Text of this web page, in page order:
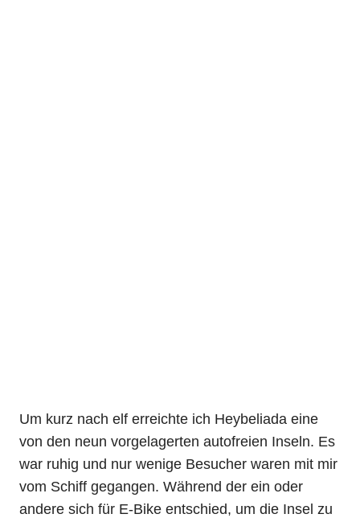
Um kurz nach elf erreichte ich Heybeliada eine
von den neun vorgelagerten autofreien Inseln. Es
war ruhig und nur wenige Besucher waren mit mir
vom Schiff gegangen. Während der ein oder
andere sich für E-Bike entschied, um die Insel zu